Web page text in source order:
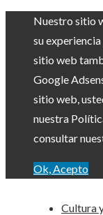
Nuestro sitio
su
sitio web
Google
sitio web,
nuestra
consultar
Ok, Acepto
Cultura